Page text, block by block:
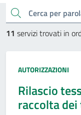
Esplora
cerca
11 servizi trovati in
Categoria:
AUTORIZZAZIONI
Rilascio
raccolta